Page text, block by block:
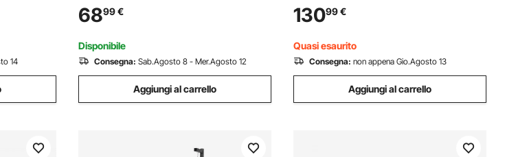
di 30
e
14
Tavola da Surf, SUP, Uso Interno Esterno
da Garage per Spiaggia Mare, Carico
max. 136 kg
6899€
Disponibile
Consegna: Sab.Agosto 8 - Mer.Agosto 12
Aggiungi al carrello
Deposito Bifacciale Canoe Tavola da
Surf SUP da Garage per Spiaggia Mare,
Carico max. 180 kg
13099€
Quasi esaurito
Consegna: non appena Gio.Agosto 13
Aggiungi al carrello